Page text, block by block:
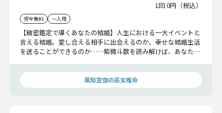
1回 0円（税込）
完全無料 一人用
【緻密鑑定で導くあなたの結婚】人生における一大イベントと
言える結婚。愛し合える相手に出会えるのか、幸せな結婚生活
を送ることができるのか……紫微斗数を読み解けば、あなたの
きますよ。
風知空伽の巫女推命